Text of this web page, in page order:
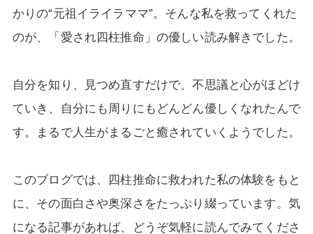
かりの“元祖イライラママ”。そんな私を救ってくれた
のが、「愛され四柱推命」の優しい読み解きでした。
自分を知り、見つめ直すだけで、不思議と心がほどけ
ていき、自分にも周りにもどんどん優しくなれたんで
す。まるで人生がまるごと癒されていくようでした。
このブログでは、四柱推命に救われた私の体験をもと
に、その面白さや奥深さをたっぷり綴っています。気
になる記事があれば、どうぞ気軽に読んでみてくださ